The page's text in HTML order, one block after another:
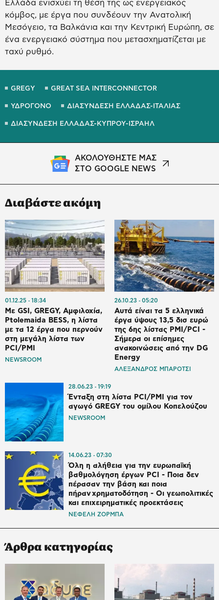
Ελλάδα ενισχύει τη θέση της ως ενεργειακός
κόμβος, με έργα που συνδέουν την Ανατολική
Μεσόγειο, τα Βαλκάνια και την Κεντρική Ευρώπη, σε
ένα ενεργειακό σύστημα που μετασχηματίζεται με
ταχύ ρυθμό.
GREGY GREAT SEA INTERCONNECTOR
ΥΔΡΟΓΟΝΟ ΔΙΑΣΥΝΔΕΣΗ ΕΛΛΑΔΑΣ-ΙΤΑΛΙΑΣ
ΔΙΑΣΥΝΔΕΣΗ ΕΛΛΑΔΑΣ-ΚΥΠΡΟΥ-ΙΣΡΑΗΛ
ΑΚΟΛΟΥΘΗΣΤΕ ΜΑΣ
ΣΤΟ GOOGLE NEWS
Διαβάστε ακόμη
01.12.25 18:34
Με GSI, GREGY, Αμφιλοχία,
Ptolemaida BESS, η λίστα
με τα 12 έργα που περνούν
στη μεγάλη λίστα των
PCI/PMI
NEWSROOM
26.10.23 05:20
Αυτά είναι τα 5 ελληνικά
έργα ύψους 13,5 δισ ευρώ
της 6ης λίστας PMI/PCI -
Σήμερα οι επίσημες
ανακοινώσεις από την DG
Energy
ΑΛΕΞΑΝΔΡΟΣ ΜΠΑΡΟΤΣΙ
28.06.23 19:19
Ένταξη στη λίστα PCI/PMI για τον
αγωγό GREGY του ομίλου Κοπελούζου
NEWSROOM
14.06.23 07:30
Όλη η αλήθεια για την ευρωπαϊκή
βαθμολόγηση έργων PCI - Ποια δεν
πέρασαν την βάση και ποια
πήραν χρηματοδότηση - Οι γεωπολιτικές
και επιχειρηματικές προεκτάσεις
ΝΕΦΕΛΗ ΖΟΡΜΠΑ
Άρθρα κατηγορίας